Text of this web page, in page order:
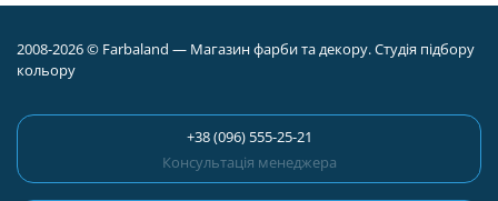
2008-2026 © Farbaland — Магазин фарби та декору. Студія підбору
кольору
+38 (096) 555-25-21
Консультація менеджера